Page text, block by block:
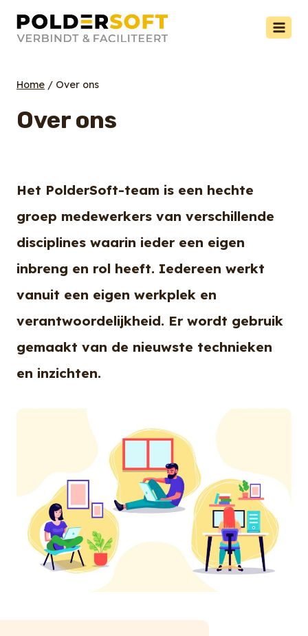
naar
inhoud
Home / Over ons
Over ons
Het PolderSoft-team is een hechte
groep medewerkers van verschillende
disciplines waarin ieder een eigen
inbreng en rol heeft. Iedereen werkt
vanuit een eigen werkplek en
verantwoordelijkheid. Er wordt gebruik
gemaakt van de nieuwste technieken
en inzichten.